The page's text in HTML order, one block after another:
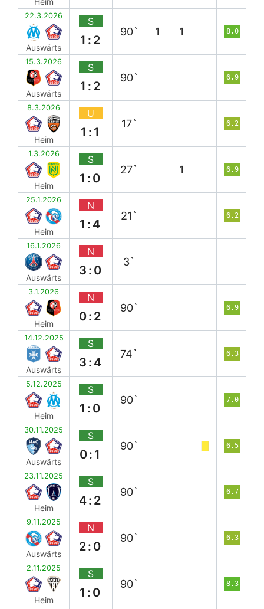
22.3.2026
Auswärts
S
1:2
90` 1 1 8.0
15.3.2026
Auswärts
S
1:2
90` 6.9
8.3.2026
Heim
U
1:1
17` 6.2
1.3.2026
Heim
S
1:0
27` 1 6.9
25.1.2026
Heim
N
1:4
21` 6.2
16.1.2026
Auswärts
N
3:0
3`
3.1.2026
Heim
N
0:2
90` 6.9
14.12.2025
Auswärts
S
3:4
74` 6.3
5.12.2025
Heim
S
1:0
90` 7.0
30.11.2025
Auswärts
S
0:1
90` 6.5
23.11.2025
Heim
S
4:2
90` 6.7
9.11.2025
Auswärts
N
2:0
90` 6.3
2.11.2025
Heim
S
1:0
90` 8.3